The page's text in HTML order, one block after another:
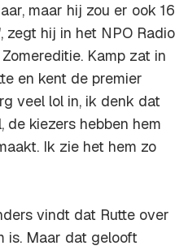
maar hij zou er ook 16
hij in het NPO Radio
Kamp zat in
en kent de premier
veel lol in, ik denk dat
kiezers hebben hem
Ik zie het hem zo
vindt dat Rutte over
is. Maar dat gelooft